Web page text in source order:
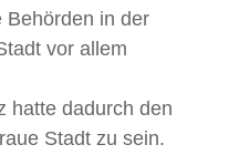
Behörden in der
vor allem
hatte dadurch den
Stadt zu sein.